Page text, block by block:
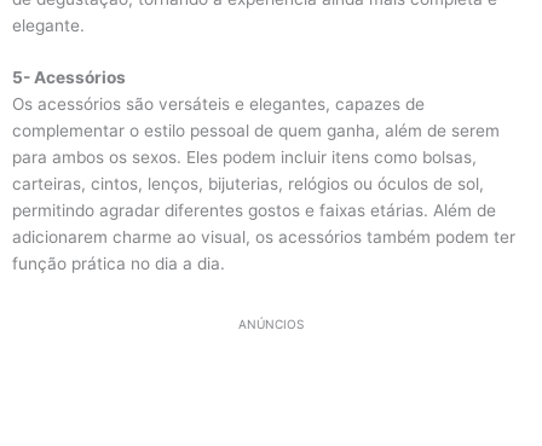
elegante.
5- Acessórios
Os acessórios são versáteis e elegantes, capazes de
complementar o estilo pessoal de quem ganha, além de serem
para ambos os sexos. Eles podem incluir itens como bolsas,
carteiras, cintos, lenços, bijuterias, relógios ou óculos de sol,
permitindo agradar diferentes gostos e faixas etárias. Além de
adicionarem charme ao visual, os acessórios também podem ter
função prática no dia a dia.
ANÚNCIOS